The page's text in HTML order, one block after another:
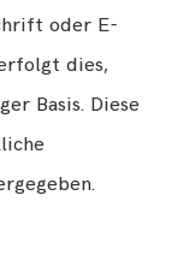
oder E-
dies,
Basis. Diese